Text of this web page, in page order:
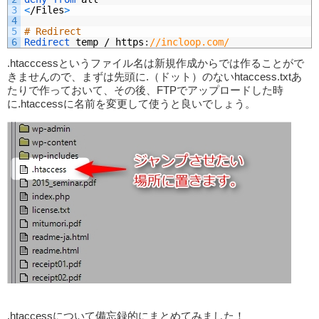
3
4
5
6
</Files>
# Redirect
Redirect temp / https : //incloop.com/
.htacccessというファイル名は新規作成からでは作ることがで
きませんので、まずは先頭に.（ドット）のないhtaccess.txtあ
たりで作っておいて、その後、FTPでアップロードした時
に.htaccessに名前を変更して使うと良いでしょう。
.htaccessについて備忘録的にまとめてみました！